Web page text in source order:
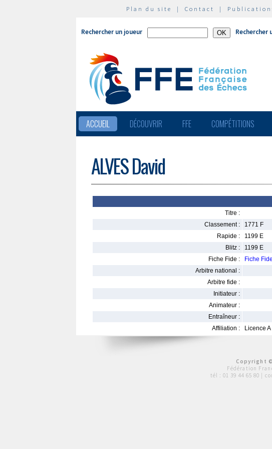
Plan du site | Contact |
Rechercher un joueur Rechercher
ACCUEIL DÉCOUVRIR FFE COMPÉTITIONS
ALVES David
Titre :
Classement :
1771 F
Rapide :
1199 E
Blitz :
1199 E
Fiche Fide :
Fiche
Arbitre national :
Arbitre fide :
Initiateur :
Animateur :
Entraîneur :
Affiliation :
Licence
Copyright
Fédération
tél : 01 39 44 65 80 |